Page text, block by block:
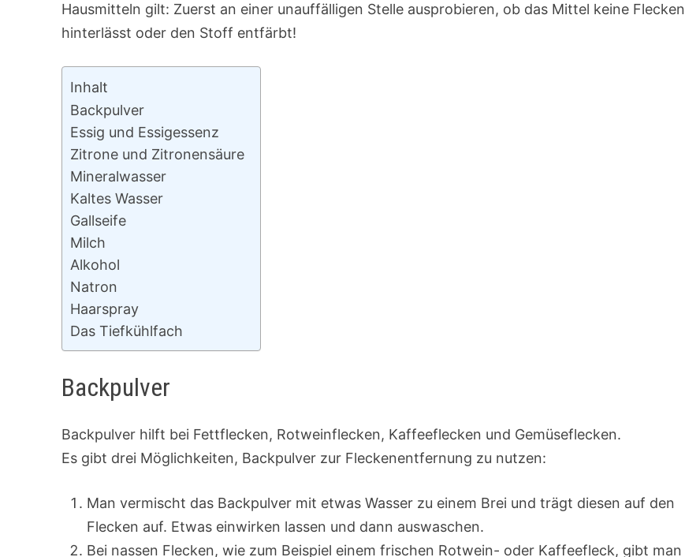
Hausmitteln gilt: Zuerst an einer unauffälligen Stelle ausprobieren, ob das Mittel keine Flecken
hinterlässt oder den Stoff entfärbt!
Inhalt
Backpulver
Essig und Essigessenz
Zitrone und Zitronensäure
Mineralwasser
Kaltes Wasser
Gallseife
Milch
Alkohol
Natron
Haarspray
Das Tiefkühlfach
Backpulver
Backpulver hilft bei Fettflecken, Rotweinflecken, Kaffeeflecken und Gemüseflecken.
Es gibt drei Möglichkeiten, Backpulver zur Fleckenentfernung zu nutzen:
Man vermischt das Backpulver mit etwas Wasser zu einem Brei und trägt diesen auf den
Flecken auf. Etwas einwirken lassen und dann auswaschen.
Bei nassen Flecken, wie zum Beispiel einem frischen Rotwein- oder Kaffeefleck, gibt man